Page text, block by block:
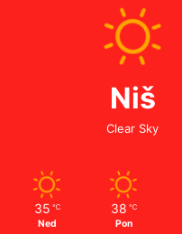
Niš
Clear Sky
35 ℃
Ned
38 ℃
Pon